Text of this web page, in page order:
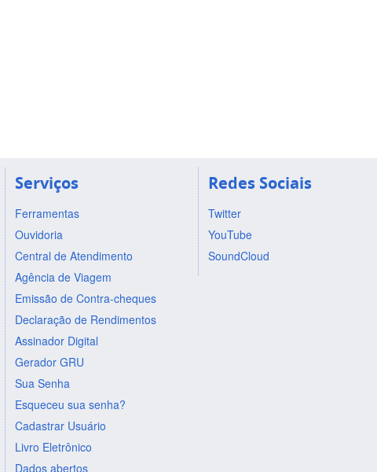
Serviços
Ferramentas
Ouvidoria
Central de Atendimento
Agência de Viagem
Emissão de Contra-cheques
Declaração de Rendimentos
Assinador Digital
Gerador GRU
Sua Senha
Esqueceu sua senha?
Cadastrar Usuário
Livro Eletrônico
Dados abertos
Redes Sociais
Twitter
YouTube
SoundCloud